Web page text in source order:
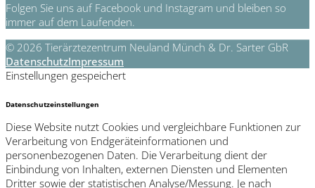
Folgen Sie uns auf Facebook und Instagram und bleiben so
immer auf dem Laufenden.
© 2026 Tierärztezentrum Neuland Münch & Dr. Sarter GbR
DatenschutzImpressum
Einstellungen gespeichert
Datenschutzeinstellungen
Diese Website nutzt Cookies und vergleichbare Funktionen zur
Verarbeitung von Endgeräteinformationen und
personenbezogenen Daten. Die Verarbeitung dient der
Einbindung von Inhalten, externen Diensten und Elementen
Dritter sowie der statistischen Analyse/Messung. Je nach